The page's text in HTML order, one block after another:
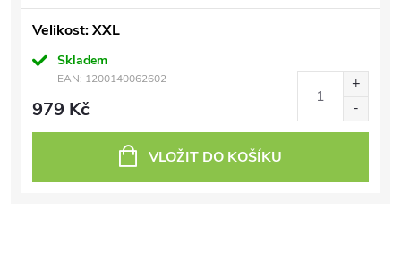
Velikost: XXL
Skladem
EAN: 1200140062602
979 Kč
VLOŽIT DO KOŠÍKU